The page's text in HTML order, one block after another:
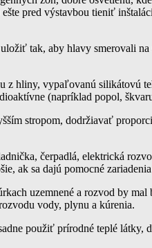
pred výstavbou tieniť
tak, aby hlavy smerovali na
z hliny, vypaľovanú silikátovú
(napríklad popol,
stropom, dodržiavať
čerpadlá, elektrická
ak sa dajú pomocné
uzemnené a rozvod by mal
vody, plynu a kúrenia.
použiť prírodné teplé látky,